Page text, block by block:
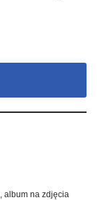
album na zdjęcia